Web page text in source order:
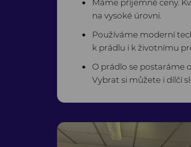
Máme příjemné ceny.
na vysoké úrovni.
Používáme moderní
k prádlu i k životnímu
O prádlo se postaráme
Vybrat si můžete i dílčí